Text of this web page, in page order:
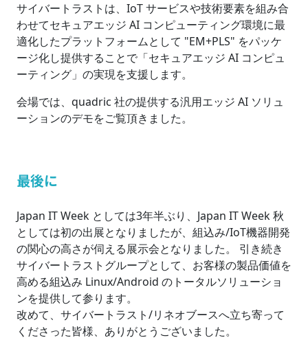
サイバートラストは、IoT サービスや技術要素を組み合
わせてセキュアエッジ AI コンピューティング環境に最
適化したプラットフォームとして "EM+PLS" をパッケ
ージ化し提供することで「セキュアエッジ AI コンピュ
ーティング」の実現を支援します。
会場では、quadric 社の提供する汎用エッジ AI ソリュ
ーションのデモをご覧頂きました。
最後に
Japan IT Week としては3年半ぶり、Japan IT Week 秋
としては初の出展となりましたが、組込み/IoT機器開発
の関心の高さが伺える展示会となりました。 引き続き
サイバートラストグループとして、お客様の製品価値を
高める組込み Linux/Android のトータルソリューショ
ンを提供して参ります。
改めて、サイバートラスト/リネオブースへ立ち寄って
くださった皆様、ありがとうございました。